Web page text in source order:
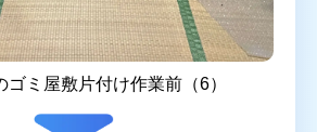
ゴミ屋敷片付け作業前（6）